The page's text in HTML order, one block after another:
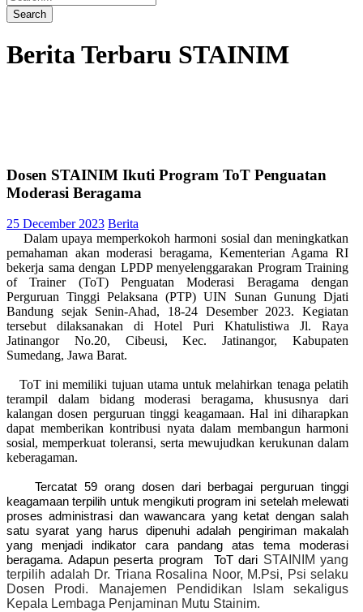
Berita Terbaru STAINIM
Dosen STAINIM Ikuti Program ToT Penguatan
Moderasi Beragama
25 December 2023 Berita
Dalam upaya memperkokoh harmoni sosial dan meningkatkan
pemahaman akan moderasi beragama, Kementerian Agama RI
bekerja sama dengan LPDP menyelenggarakan Program Training
of Trainer (ToT) Penguatan Moderasi Beragama dengan
Perguruan Tinggi Pelaksana (PTP) UIN Sunan Gunung Djati
Bandung sejak Senin-Ahad, 18-24 Desember 2023. Kegiatan
tersebut dilaksanakan di Hotel Puri Khatulistiwa Jl. Raya
Jatinangor No.20, Cibeusi, Kec. Jatinangor, Kabupaten
Sumedang, Jawa Barat.
ToT ini memiliki tujuan utama untuk melahirkan tenaga pelatih
terampil dalam bidang moderasi beragama, khususnya dari
kalangan dosen perguruan tinggi keagamaan. Hal ini diharapkan
dapat memberikan kontribusi nyata dalam membangun harmoni
sosial, memperkuat toleransi, serta mewujudkan kerukunan dalam
keberagaman.
Tercatat 59 orang dosen dari berbagai perguruan tinggi
keagamaan terpilih untuk mengikuti program ini setelah melewati
proses administrasi dan wawancara yang ketat dengan salah
satu syarat yang harus dipenuhi adalah pengiriman makalah
yang menjadi indikator cara pandang atas tema moderasi
beragama. Adapun peserta program ToT dari STAINIM yang
terpilih adalah Dr. Triana Rosalina Noor, M.Psi, Psi selaku
Dosen Prodi. Manajemen Pendidikan Islam sekaligus
Kepala Lembaga Penjaminan Mutu Stainim.